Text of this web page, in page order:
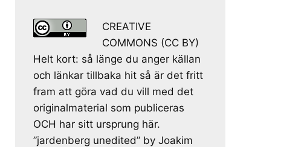
CREATIVE
COMMONS (CC BY)
Helt kort: så länge du anger källan
och länkar tillbaka hit så är det fritt
fram att göra vad du vill med det
originalmaterial som publiceras
OCH har sitt ursprung här.
”jardenberg unedited” by Joakim